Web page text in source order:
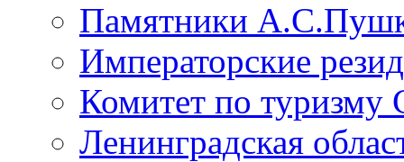
Памятники
Императорские
Комитет по туризму
Ленинградская